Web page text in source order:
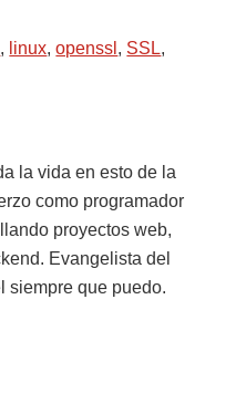
, linux,openssl , SSL,
la vida en esto de la
como programador
proyectos web,
Evangelista del
siempre que puedo.